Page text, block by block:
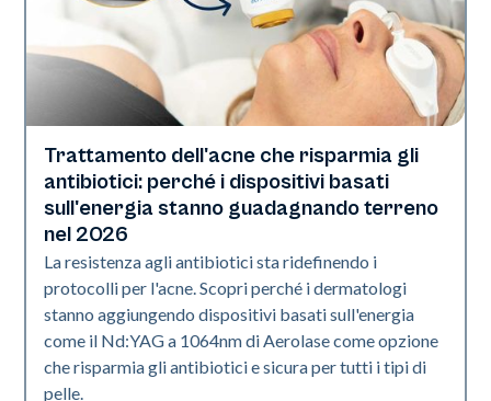
Salute della pelle
Trattamento dell'acne che risparmia gli
antibiotici: perché i dispositivi basati
sull'energia stanno guadagnando terreno
nel 2026
La resistenza agli antibiotici sta ridefinendo i
protocolli per l'acne. Scopri perché i dermatologi
stanno aggiungendo dispositivi basati sull'energia
come il Nd:YAG a 1064nm di Aerolase come opzione
che risparmia gli antibiotici e sicura per tutti i tipi di
pelle.